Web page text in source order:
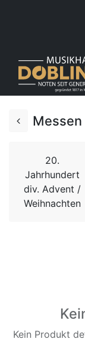
20.
Jahrhundert
div. Advent /
Weihnachten
Kein Produkt